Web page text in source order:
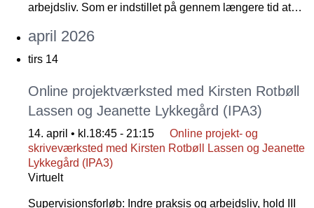
arbejdsliv. Som er indstillet på gennem længere tid at…
april 2026
tirs 14
Online projektværksted med Kirsten Rotbøll
Lassen og Jeanette Lykkegård (IPA3)
14. april • kl.18:45 - 21:15
Online projekt- og
skriveværksted med Kirsten Rotbøll Lassen og Jeanette
Lykkegård (IPA3)
Virtuelt
Supervisionsforløb: Indre praksis og arbejdsliv, hold III